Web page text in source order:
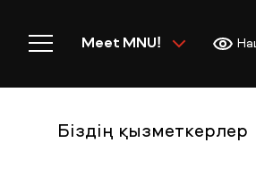
Meet MNU!
Біздің қызметкерлер